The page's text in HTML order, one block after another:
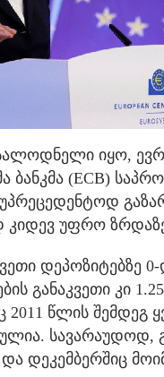
იყო,
ბანკმა (ECB)
უპრეცედენტოდ
უფრო
დეპოზიტებზე
განაკვეთი კი
2011 წლის შემდეგ
სავარაუდოდ,
დეკემბერშიც